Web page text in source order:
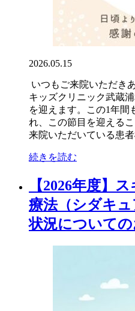
2026.05.15
いつもご来院いただき
キッズクリニック武蔵
を迎えます。この1年間
れ、この節目を迎える
来院いただいている患
続きを読む
【2026年度】
療法（シダキ
状況について